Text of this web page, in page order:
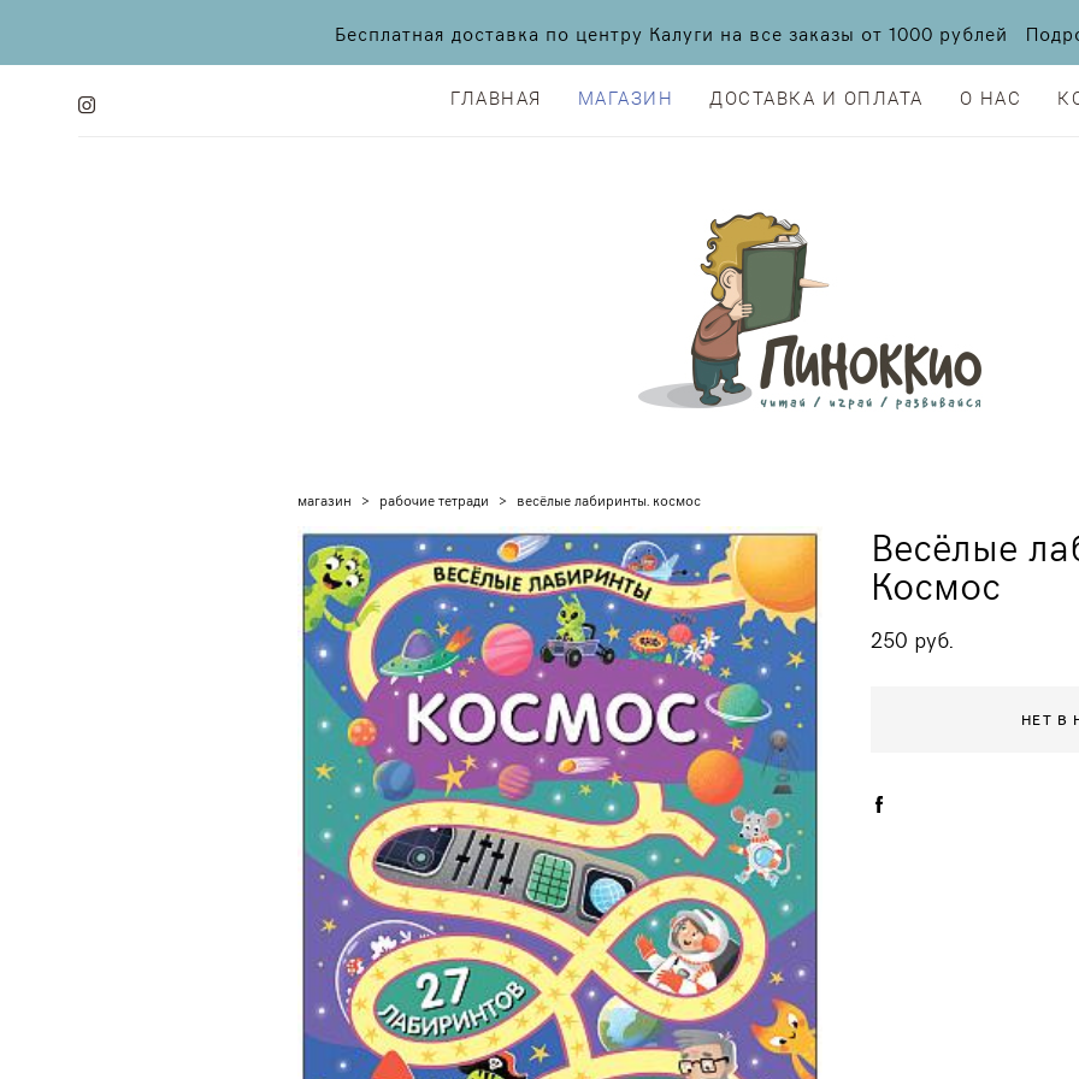
Бесплатная доставка по центру Калуги на все заказы от 1000 рублей
ГЛАВНАЯ МАГАЗИН ДОСТАВКА И ОПЛАТА О НАС
ГЛАВНАЯ МАГАЗИН ДОСТАВКА И ОПЛАТА О НАС
магазин > рабочие тетради > весёлые лабиринты. космос
Весёлые
Космос
250 pуб.
НЕТ В